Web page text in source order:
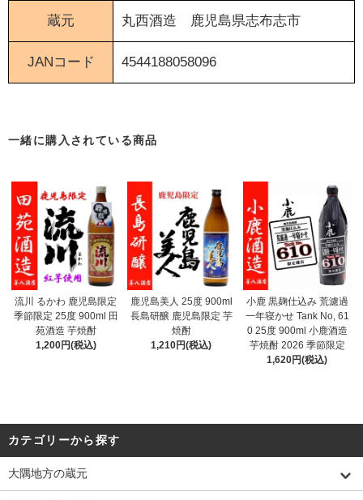
蔵元 丸西酒造 鹿児島県志布志市
JANコード 4544188058096
一緒に購入されている商品
流川 るかわ 鹿児島限定
季節限定 25度 900ml 田
苑酒造 芋焼酎
1,200円(税込)
鹿児島美人 25度 900ml
長島研醸 鹿児島限定 芋
焼酎
1,210円(税込)
小鹿 黒麹仕込み 荒濾過
一年寝かせ Tank No, 61
0 25度 900ml 小鹿酒造
芋焼酎 2026 季節限定
1,620円(税込)
カテゴリーから探す
大隅地方の蔵元